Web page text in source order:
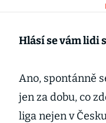
Hlásí se vám lidi
Ano, spontánně
jen za dobu, co
liga nejen v